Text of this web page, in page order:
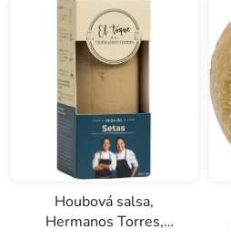
Houbová salsa,
Hermanos Torres,